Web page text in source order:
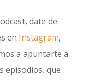
date de
en Instagram,
a apuntarte a
episodios, que